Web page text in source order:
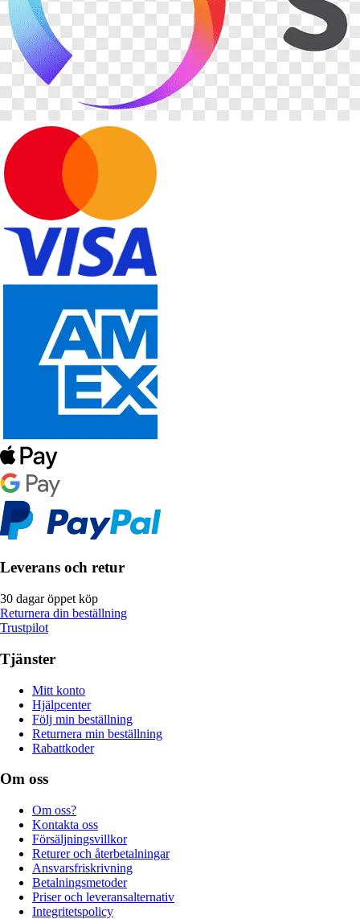
Leverans och retur
30 dagar öppet köp
Returnera din beställning
Trustpilot
Tjänster
Mitt konto
Hjälpcenter
Följ min beställning
Returnera min beställning
Rabattkoder
Om oss
Om oss?
Kontakta oss
Försäljningsvillkor
Returer och återbetalningar
Ansvarsfriskrivning
Betalningsmetoder
Priser och leveransalternativ
Integritetspolicy